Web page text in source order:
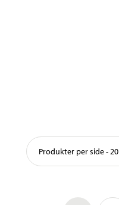
Produkter per side - 20